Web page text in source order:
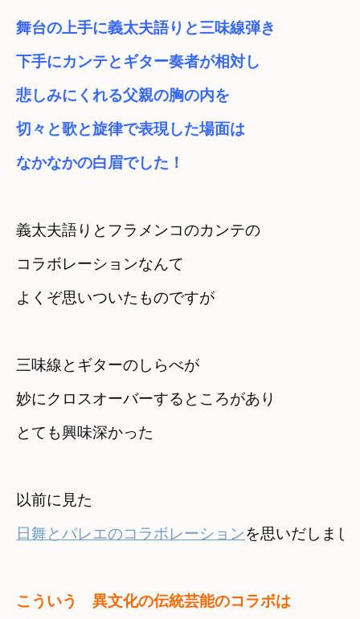
舞台の上手に義太夫語りと三味線弾き
下手にカンテとギター奏者が相対し
悲しみにくれる父親の胸の内を
切々と歌と旋律で表現した場面は
なかなかの白眉でした！
義太夫語りとフラメンコのカンテの
コラボレーションなんて
よくぞ思いついたものですが
三味線とギターのしらべが
妙にクロスオーバーするところがあり
とても興味深かった
日舞とバレエのコラボレーションを思いだしまし
こういう　異文化の伝統芸能のコラボは